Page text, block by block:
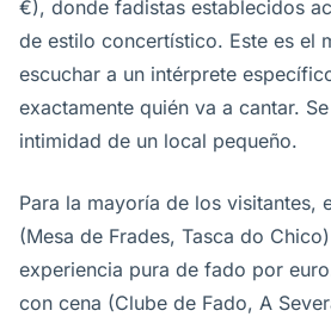
€), donde fadistas establecidos
de estilo concertístico. Este es el
escuchar a un intérprete
exactamente quién va a cantar.
intimidad de un local pequeño.
Para la mayoría de los visitantes,
(Mesa de Frades, Tasca do
experiencia pura de fado por
con cena (Clube de Fado, A